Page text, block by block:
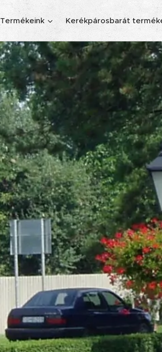
Termékeink Kerékpárosbarát